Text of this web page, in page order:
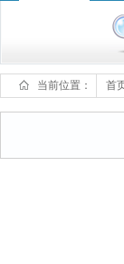
当前位置： 首